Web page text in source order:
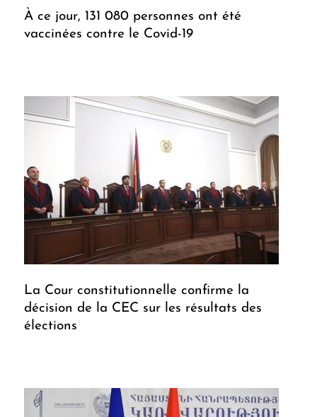
À ce jour, 131 080 personnes ont été
vaccinées contre le Covid-19
La Cour constitutionnelle confirme la
décision de la CEC sur les résultats des
élections